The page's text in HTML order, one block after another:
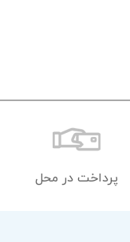
پرداخت در محل